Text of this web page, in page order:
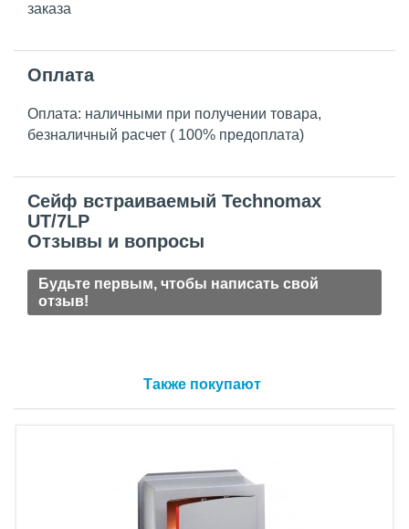
заказа
Оплата
Оплата: наличными при получении товара,
безналичный расчет ( 100% предоплата)
Сейф встраиваемый Technomax
UT/7LP
Отзывы и вопросы
Будьте первым, чтобы написать свой
отзыв!
Также покупают